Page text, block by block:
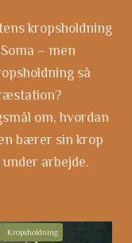
kropsholdning
– men
så
om, hvordan
bærer sin krop
arbejde.
Kropsholdning